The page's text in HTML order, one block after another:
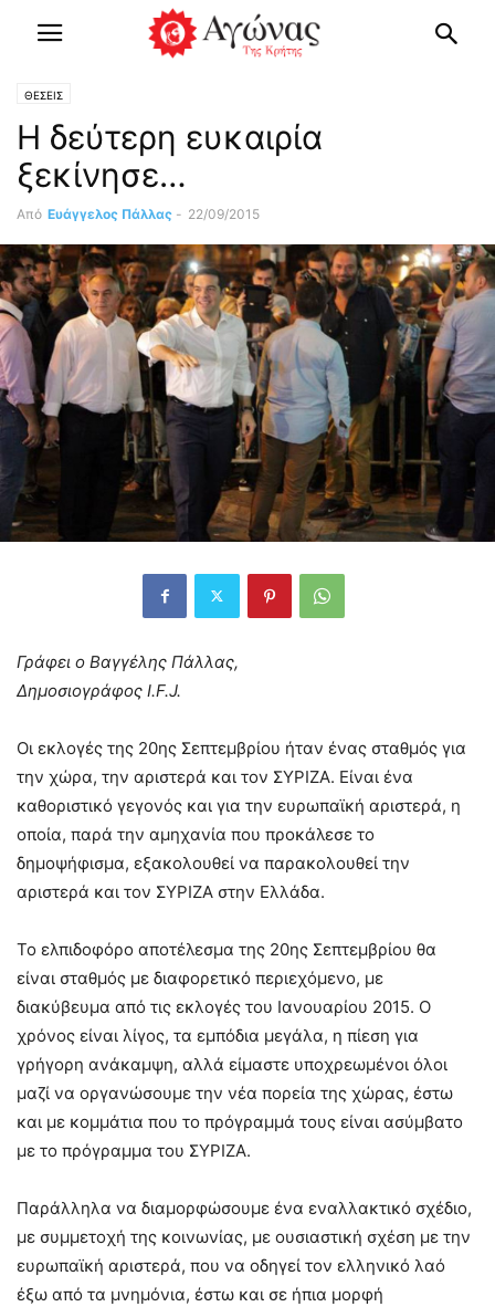
ΘΕΣΕΙΣ
Η δεύτερη ευκαιρία
ξεκίνησε…
Από Ευάγγελος Πάλλας - 22/09/2015
Γράφει ο Βαγγέλης Πάλλας,
Δημοσιογράφος Ι.F.J.
Οι εκλογές της 20ης Σεπτεμβρίου ήταν ένας σταθμός για
την χώρα, την αριστερά και τον ΣΥΡΙΖΑ. Είναι ένα
καθοριστικό γεγονός και για την ευρωπαϊκή αριστερά, η
οποία, παρά την αμηχανία που προκάλεσε το
δημοψήφισμα, εξακολουθεί να παρακολουθεί την
αριστερά και τον ΣΥΡΙΖΑ στην Ελλάδα.
Το ελπιδοφόρο αποτέλεσμα της 20ης Σεπτεμβρίου θα
είναι σταθμός με διαφορετικό περιεχόμενο, με
διακύβευμα από τις εκλογές του Ιανουαρίου 2015. Ο
χρόνος είναι λίγος, τα εμπόδια μεγάλα, η πίεση για
γρήγορη ανάκαμψη, αλλά είμαστε υποχρεωμένοι όλοι
μαζί να οργανώσουμε την νέα πορεία της χώρας, έστω
και με κομμάτια που το πρόγραμμά τους είναι ασύμβατο
με το πρόγραμμα του ΣΥΡΙΖΑ.
Παράλληλα να διαμορφώσουμε ένα εναλλακτικό σχέδιο,
με συμμετοχή της κοινωνίας, με ουσιαστική σχέση με την
ευρωπαϊκή αριστερά, που να οδηγεί τον ελληνικό λαό
έξω από τα μνημόνια, έστω και σε ήπια μορφή